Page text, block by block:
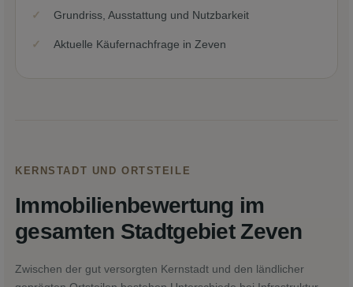
Grundriss, Ausstattung und Nutzbarkeit
Aktuelle Käufernachfrage in Zeven
KERNSTADT UND ORTSTEILE
Immobilienbewertung im
gesamten Stadtgebiet Zeven
Zwischen der gut versorgten Kernstadt und den ländlicher